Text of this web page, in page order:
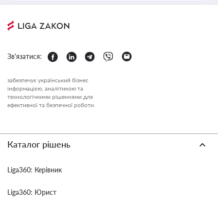
Зв'язатися:
забезпечує український бізнес
інформацією, аналітикою та
технологічними рішеннями для
ефективної та безпечної роботи.
Каталог рішень
Liga360: Керівник
Liga360: Юрист